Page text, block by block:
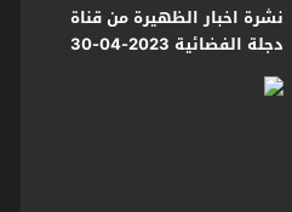
نشرة اخبار الظهيرة من قناة
دجلة الفضائية 2023-04-30